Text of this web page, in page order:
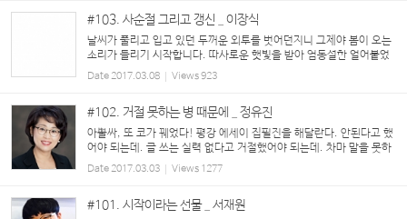
#103. 사순절 그리고 갱신 _ 이장식
날씨가 풀리고 입고 있던 두꺼운 외투를 벗어던지니 그제야 봄이 오는
소리가 들리기 시작합니다. 따사로운 햇빛을 받아 엄동설한 얼어붙었
던 대지는 녹고 마음도 녹아내리는 것 같이 열린 마음을 갖게 됩니다.
모든 만물이 눈을 뜨고 기...
Date2017.03.08 Views923
#102. 거절 못하는 병 때문에 _ 정유진
아뿔싸, 또 코가 꿰었다! 평강 에세이 집필진을 해달란다. 안된다고 했
어야 되는데. 글 쓰는 실력 없다고 거절했어야 되는데. 차마 말을 못하
고 그냥 수락해버렸다. 매번 원고 마감일에 임박해서 안 되는 글 쓰느
라 머리카락 쥐어뜯으며 속으로 끙끙 앓다가 ...
Date2017.03.03 Views 1277
#101. 시작이라는 선물 _ 서재원